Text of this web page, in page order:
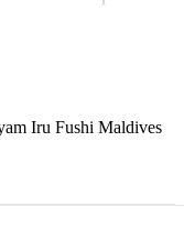
Iru Fushi Maldives